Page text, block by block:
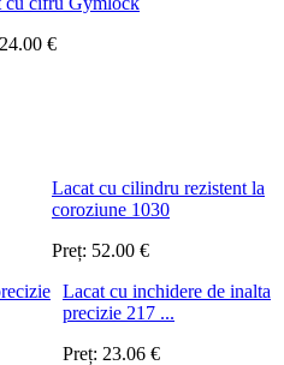
24.00 €
Lacat cu cilindru rezistent la
coroziune 1030
Preț: 52.00 €
Lacat cu inchidere de inalta
precizie 217 ...
Preț: 23.06 €